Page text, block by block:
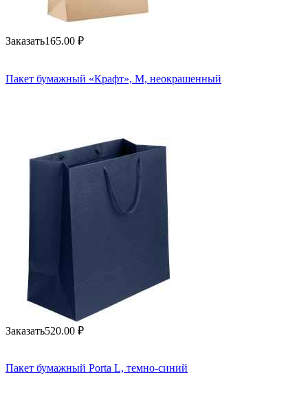
Заказать165.00 ₽
Пакет бумажный «Крафт», M, неокрашенный
Заказать520.00 ₽
Пакет бумажный Porta L, темно-синий